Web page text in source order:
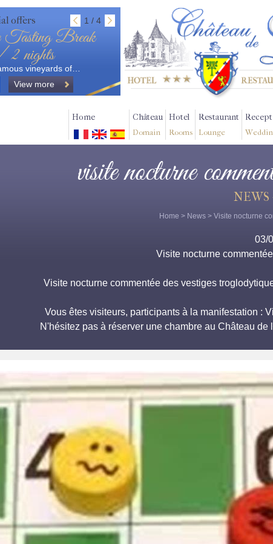
offers 1 / 4
Tasting Break
2 nights
vineyards of…
View more
Home Château
Domain
Hotel
Rooms
Restaurant
Lounge
visite nocturne
NEWS
Home > News > Visite nocturne
03/
Visite nocturne
Visite nocturne commentée des vestiges
Vous êtes visiteurs, participants à la manifestation :
N'hésitez pas à réserver une chambre au Château